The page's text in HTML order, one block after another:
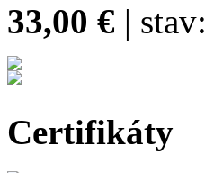
33,00 € | stav:
Certifikáty